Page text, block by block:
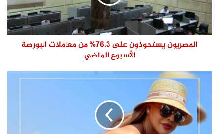
المصريون يستحوذون على 76.3% من معاملات البورصة
الأسبوع الماضي